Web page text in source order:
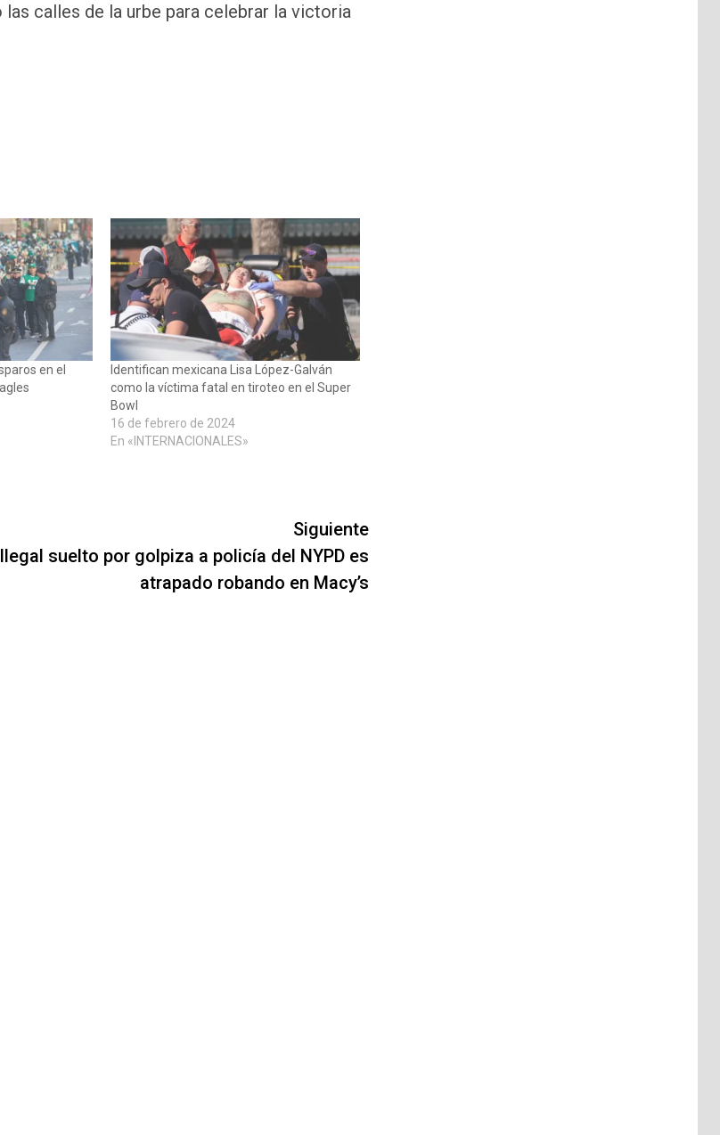
calles de la urbe para celebrar la victoria
en el
Identifican mexicana Lisa López-Galván
como la víctima fatal en tiroteo en el Super
Bowl
16 de febrero de 2024
En «INTERNACIONALES»
Siguiente
Ilegal suelto por golpiza a policía del NYPD es
atrapado robando en Macy’s